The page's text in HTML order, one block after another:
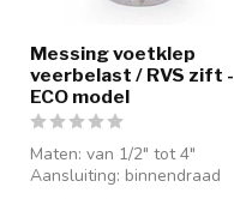
Messing voetklep
veerbelast / RVS zift -
ECO model
Maten: van 1/2" tot 4"
Aansluiting: binnendraad